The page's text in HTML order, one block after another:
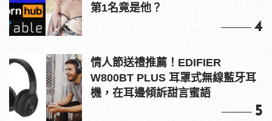
第1名竟是他？
4
情人節送禮推薦！EDIFIER
W800BT PLUS 耳罩式無線藍牙耳
機，在耳邊傾訴甜言蜜語
5